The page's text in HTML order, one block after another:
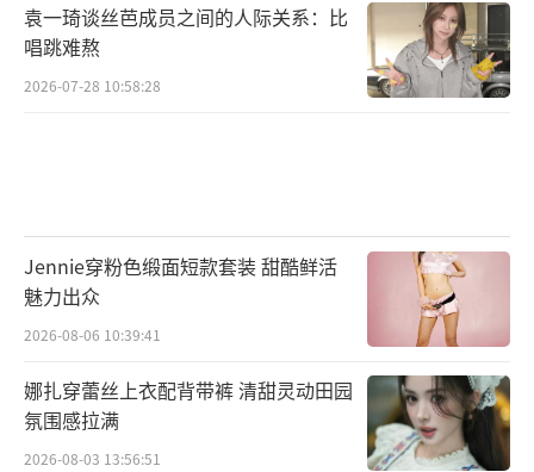
袁一琦谈丝芭成员之间的人际关系：比
唱跳难熬
2026-07-28 10:58:28
Jennie穿粉色缎面短款套装 甜酷鲜活
魅力出众
2026-08-06 10:39:41
娜扎穿蕾丝上衣配背带裤 清甜灵动田园
氛围感拉满
2026-08-03 13:56:51